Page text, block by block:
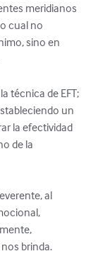
meridianos
cual no
sino en
técnica de EFT;
un
la efectividad
de la
al
brinda.